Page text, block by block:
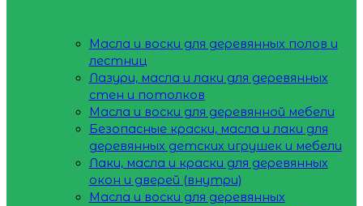
Масла и воски для деревянных полов и
лестниц
Лазури, масла и лаки для деревянных
стен и потолков
Масла и воски для деревянной мебели
Безопасные краски, масла и лаки для
деревянных детских игрушек и мебели
Лаки, масла и краски для деревянных
окон и дверей (внутри)
Масла и воски для деревянных